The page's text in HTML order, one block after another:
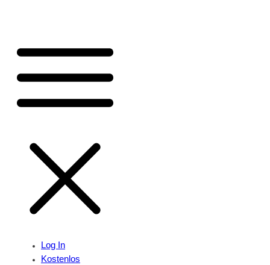
Log In
Kostenlos